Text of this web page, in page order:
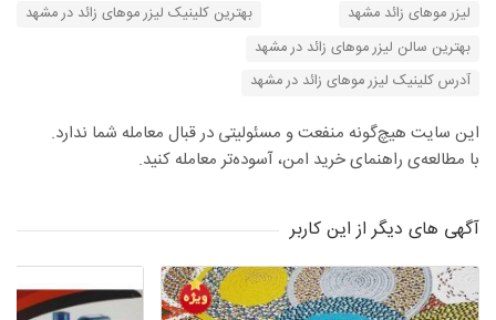
لیزر موهای زائد مشهد
بهترین کلینیک لیزر موهای زائد در مشهد
بهترین سالن لیزر موهای زائد در مشهد
آدرس کلینیک لیزر موهای زائد در مشهد
این سایت هیچ‌گونه منفعت و مسئولیتی در قبال معامله شما ندارد.
با مطالعه‌ی راهنمای خرید امن، آسوده‌تر معامله کنید.
آگهی های دیگر از این کاربر